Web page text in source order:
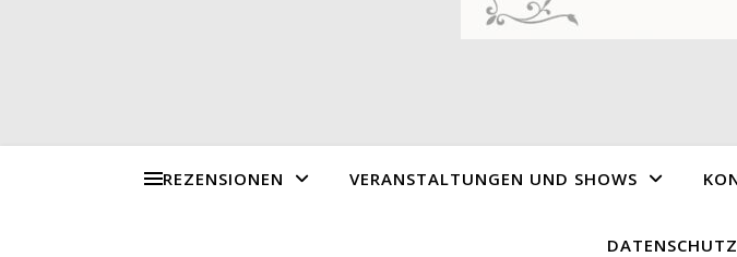
REZENSIONEN VERANSTALTUNGEN UND SHOWS
DATENSCHUTZ